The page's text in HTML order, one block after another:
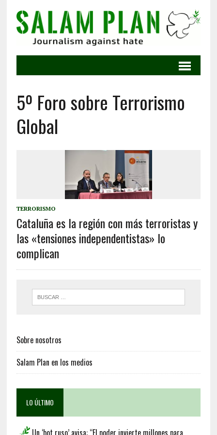
5º Foro sobre Terrorismo
Global
TERRORISMO
Cataluña es la región con más terroristas y
las «tensiones independentistas» lo
complican
Sobre nosotros
Salam Plan en los medios
LO ÚLTIMO